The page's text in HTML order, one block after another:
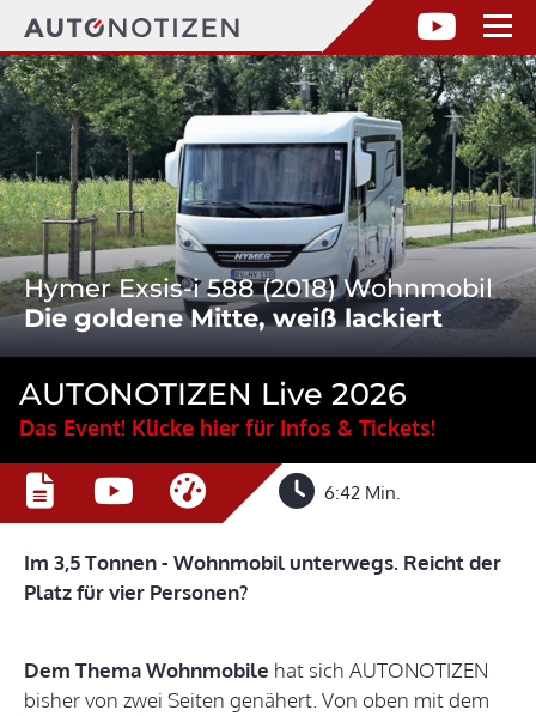
Hymer Exsis-i 588 (2018) Wohnmobil
Die goldene Mitte, weiß lackiert
AUTONOTIZEN Live 2026
Das Event! Klicke hier für Infos & Tickets!
6:42 Min.
Im 3,5 Tonnen - Wohnmobil unterwegs. Reicht der
Platz für vier Personen?
Dem Thema Wohnmobile hat sich AUTONOTIZEN
bisher von zwei Seiten genähert. Von oben mit dem